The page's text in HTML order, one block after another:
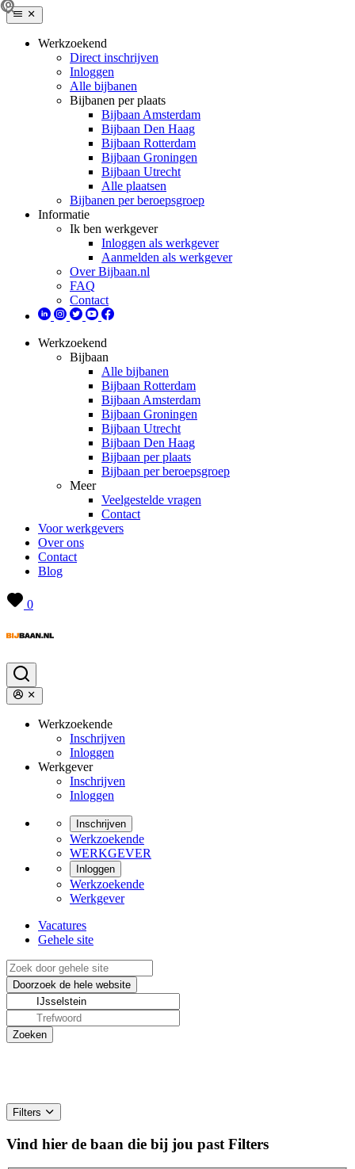
Werkzoekend
Direct inschrijven
Inloggen
Alle bijbanen
Bijbanen per plaats
Bijbaan Amsterdam
Bijbaan Den Haag
Bijbaan Rotterdam
Bijbaan Groningen
Bijbaan Utrecht
Alle plaatsen
Bijbanen per beroepsgroep
Informatie
Ik ben werkgever
Inloggen als werkgever
Aanmelden als werkgever
Over Bijbaan.nl
FAQ
Contact
Werkzoekend
Bijbaan
Alle bijbanen
Bijbaan Rotterdam
Bijbaan Amsterdam
Bijbaan Groningen
Bijbaan Utrecht
Bijbaan Den Haag
Bijbaan per plaats
Bijbaan per beroepsgroep
Meer
Veelgestelde vragen
Contact
Voor werkgevers
Over ons
Contact
Blog
0
Werkzoekende
Inschrijven
Inloggen
Werkgever
Inschrijven
Inloggen
Inschrijven
Werkzoekende
WERKGEVER
Inloggen
Werkzoekende
Werkgever
Vacatures
Gehele site
Filters
Vind hier de baan die bij jou past Filters